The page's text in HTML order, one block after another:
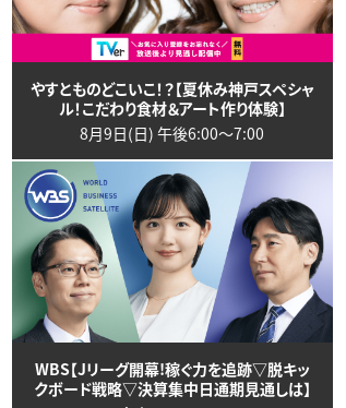
やすとものどこいこ！？【夏休み神戸スペシャ
ル！こだわり食材＆アート作り体験】
8月9日(日) 午後6:00〜7:00
WBS【Jリーグ開幕!稼ぐ力を追跡▽脱キッ
クボード戦略▽決算集中日通期見通しは】